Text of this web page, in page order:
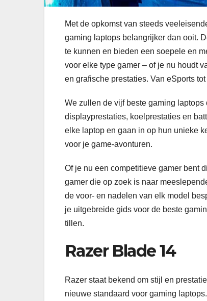
Met de opkomst van steeds
gaming laptops belangrijker dan ooit.
te kunnen en bieden een soepele en
voor elke type gamer – of je nu houdt
en grafische prestaties. Van eSports
We zullen de vijf beste gaming
displayprestaties, koelprestaties en
elke laptop en gaan in op hun unieke
voor je game-avonturen.
Of je nu een competitieve gamer bent
gamer die op zoek is naar
de voor- en nadelen van elk model
je uitgebreide gids voor de beste
tillen.
Razer Blade 14
Razer staat bekend om stijl en
nieuwe standaard voor gaming